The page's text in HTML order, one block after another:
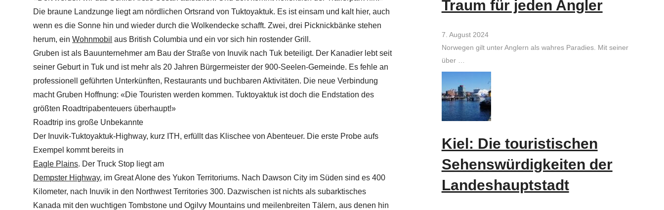
Die braune Landzunge liegt am nördlichen Ortsrand von Tuktoyaktuk. Es ist einsam und kalt hier, auch
wenn es die Sonne hin und wieder durch die Wolkendecke schafft. Zwei, drei Picknickbänke stehen
herum, einWohnmobil aus British Columbia und ein vor sich hin rostender Grill.
Gruben ist als Bauunternehmer am Bau der Straße von Inuvik nach Tuk beteiligt. Der Kanadier lebt seit
seiner Geburt in Tuk und ist mehr als 20 Jahren Bürgermeister der 900-Seelen-Gemeinde. Es fehle an
professionell geführten Unterkünften, Restaurants und buchbaren Aktivitäten. Die neue Verbindung
macht Gruben Hoffnung: «Die Touristen werden kommen. Tuktoyaktuk ist doch die Endstation des
größten Roadtripabenteuers überhaupt!»
Roadtrip ins große Unbekannte
Der Inuvik-Tuktoyaktuk-Highway, kurz ITH, erfüllt das Klischee von Abenteuer. Die erste Probe aufs
Exempel kommt bereits in
Eagle Plains. Der Truck Stop liegt am
Dempster Highway, im Great Alone des Yukon Territoriums. Nach Dawson City im Süden sind es 400
Kilometer, nach Inuvik in den Northwest Territories 300. Dazwischen ist nichts als subarktisches
Kanada mit den wuchtigen Tombstone und Ogilvy Mountains und meilenbreiten Tälern, aus denen hin
Traum für jeden Angler
7. August 2024
Norwegen gilt unter Anglern als wahres Paradies. Mit seiner
über …
Kiel: Die touristischen
Sehenswürdigkeiten der
Landeshauptstadt